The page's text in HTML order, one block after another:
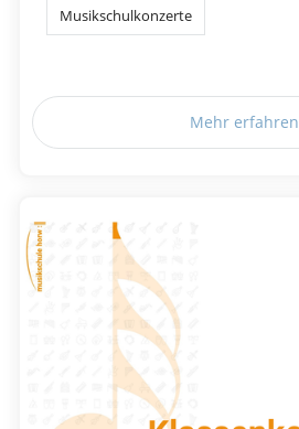
Musikschulkonzerte
Mehr erfahren